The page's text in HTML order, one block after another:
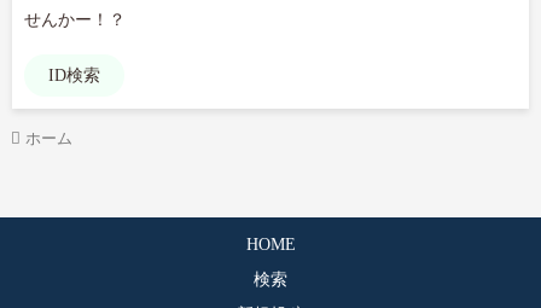
せんかー！？
ID検索
ホーム
HOME
検索